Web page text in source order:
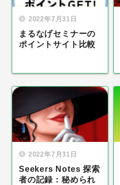
2022年7月31日
まるなげセミナーの
ポイントサイト比較
2022年7月31日
Seekers Notes 探索
者の記録：秘められ